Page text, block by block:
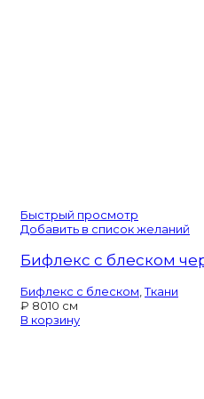
Быстрый просмотр
Добавить в список желаний
Бифлекс с блеском
Бифлекс с блеском ,Ткани
₽ 8010 см
В корзину